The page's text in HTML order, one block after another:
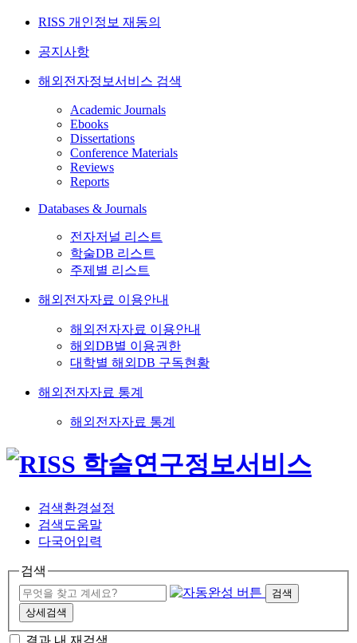
RISS 개인정보 재동의
공지사항
해외전자정보서비스 검색
Academic Journals
Ebooks
Dissertations
Conference Materials
Reviews
Reports
Databases & Journals
전자저널 리스트
학술DB 리스트
주제별 리스트
해외전자자료 이용안내
해외전자자료 이용안내
해외DB별 이용권한
대학별 해외DB 구독현황
해외전자자료 통계
해외전자자료 통계
검색환경설정
검색도움말
다국어입력
검색
검색
상세검색